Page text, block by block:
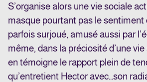
S’organise alors une vie sociale
masque pourtant pas le sentiment
parfois surjoué, amusé aussi par
même, dans la préciosité d’une
en témoigne le rapport plein de
qu’entretient Hector avec…son